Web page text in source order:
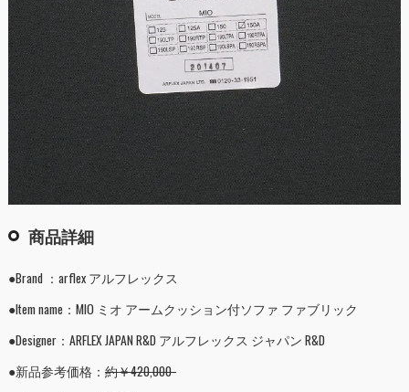
商品詳細
●Brand ：arflex アルフレックス
●Item name：MIO ミオ アームクッション付ソファ ファブリック
●Designer：ARFLEX JAPAN R&D アルフレックス ジャパン R&D
●新品参考価格： 約￥420,000-